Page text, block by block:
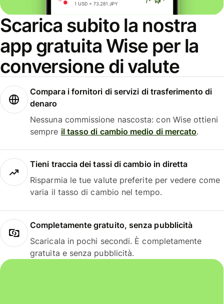
Scarica subito la nostra
app gratuita Wise per la
conversione di valute
Compara i fornitori di servizi di trasferimento di
denaro
Nessuna commissione nascosta: con Wise ottieni
sempre il tasso di cambio medio di mercato.
Tieni traccia dei tassi di cambio in diretta
Risparmia le tue valute preferite per vedere come
varia il tasso di cambio nel tempo.
Completamente gratuito, senza pubblicità
Scaricala in pochi secondi. È completamente
gratuita e senza pubblicità.